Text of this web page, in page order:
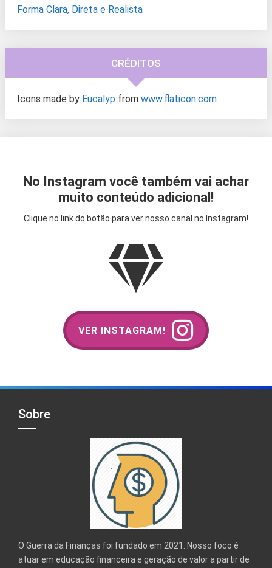
Forma Clara, Direta e Realista
CRÉDITOS
Icons made by Eucalyp from www.flaticon.com
No Instagram você também vai achar
muito conteúdo adicional!
Clique no link do botão para ver nosso canal no Instagram!
VER INSTAGRAM!
Sobre
O Guerra da Finanças foi fundado em 2021. Nosso foco é
atuar em educação financeira e geração de valor a partir de